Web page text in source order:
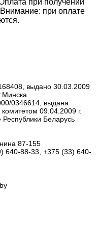
при оплате
выдано 30.03.2009
0346614, выдана
09.04.2009 г.
Республики Беларусь
87-155
640-88-33, +375 (33) 640-